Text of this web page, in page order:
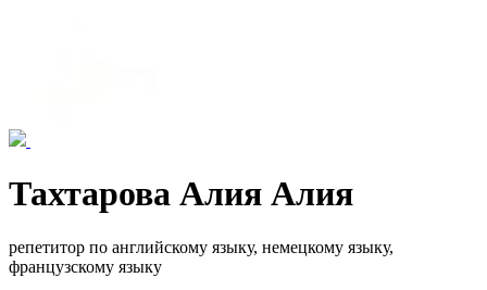
Тахтарова Алия Алия
репетитор по английскому языку, немецкому языку,
французскому языку